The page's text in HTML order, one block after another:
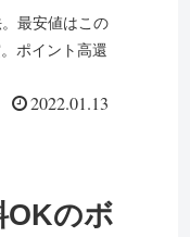
最安値はこの
ポイント高還
2022.01.13
OKのボ